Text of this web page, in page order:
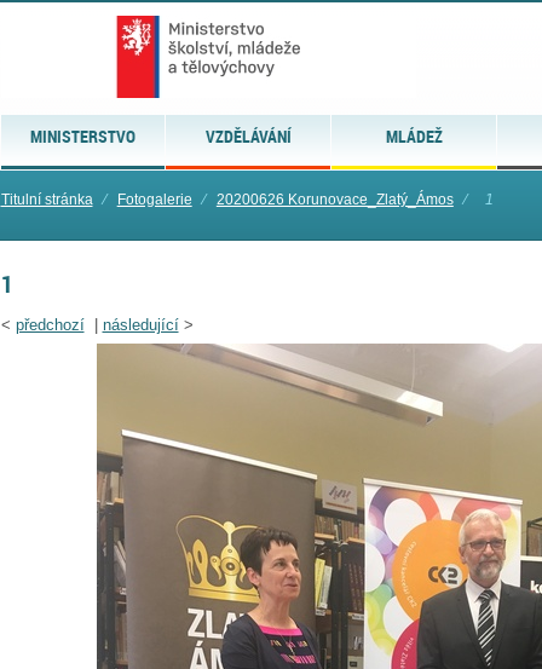
MINISTERSTVO VZDĚLÁVÁNÍ MLÁDEŽ
Titulní stránka ⁄ Fotogalerie ⁄ 20200626 Korunovace_Zlatý_Ámos ⁄ 1
1
< předchozí| následující>